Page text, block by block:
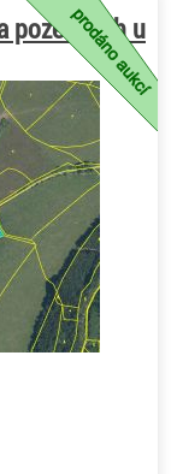
pozemcích u